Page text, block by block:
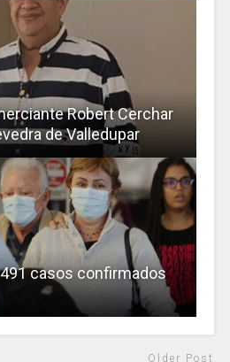
Robert Cerchar
de Valledupar
casos confirmados
Older Post